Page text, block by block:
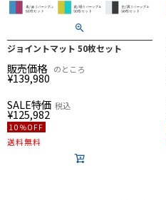
ジョイントマット 50枚セット
販売価格
¥139,980
のところ
SALE特価
¥125,982
税込
10％OFF
送料無料